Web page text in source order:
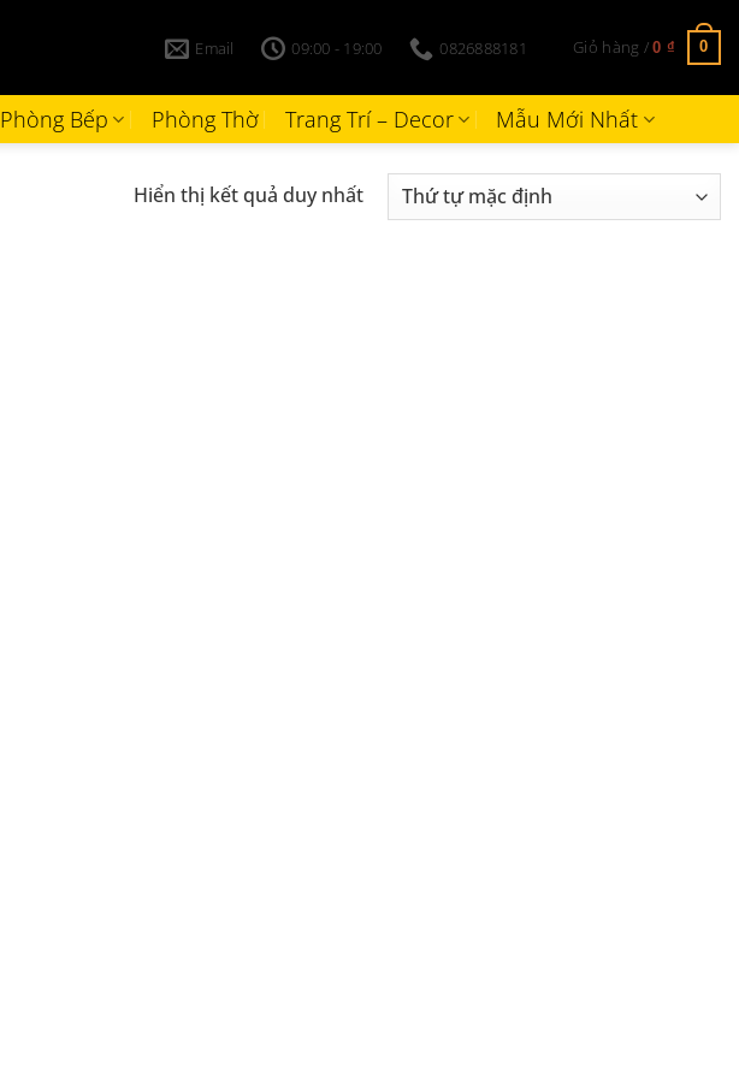
Email 09:00 - 19:00 0826888181 Giỏ hàng /0 ₫ 0
Phòng Bếp Phòng Thờ Trang Trí – Decor Mẫu Mới Nhất
Hiển thị kết quả duy nhất